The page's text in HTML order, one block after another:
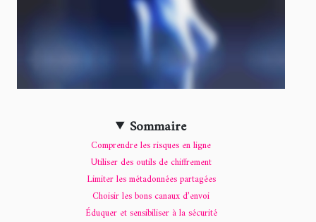
Sommaire
Comprendre les risques en ligne
Utiliser des outils de chiffrement
Limiter les métadonnées partagées
Choisir les bons canaux d’envoi
Éduquer et sensibiliser à la sécurité